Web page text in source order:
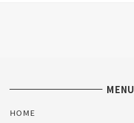
MENU
HOME